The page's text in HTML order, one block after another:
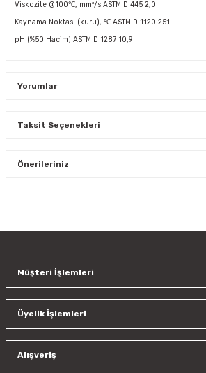
Viskozite @100℃, mm²/s ASTM D 445 2,0
Kaynama Noktası (kuru), ℃ ASTM D 1120 251
pH (%50 Hacim) ASTM D 1287 10,9
Yorumlar
Taksit Seçenekleri
Önerileriniz
Ürün resmi kalitesiz, bozuk veya
Ürün bilgilerinde hatalar bulunuyor.
Bu ürüne benzer farklı alternatifler olmalı.
Müşteri İşlemleri
Üyelik İşlemleri
Alışveriş